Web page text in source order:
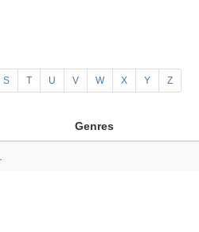
S T U V W X Y Z
Genres